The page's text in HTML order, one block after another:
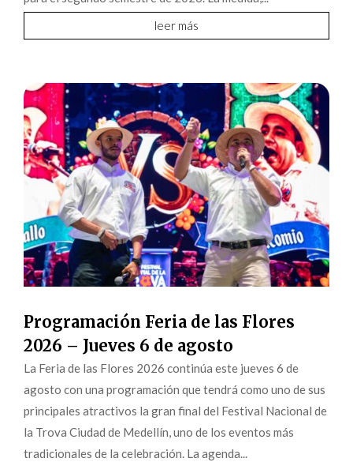
leer más
Programación Feria de las Flores
2026 – Jueves 6 de agosto
La Feria de las Flores 2026 continúa este jueves 6 de
agosto con una programación que tendrá como uno de sus
principales atractivos la gran final del Festival Nacional de
la Trova Ciudad de Medellín, uno de los eventos más
tradicionales de la celebración. La agenda...